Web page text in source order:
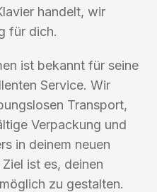
handelt, wir
für dich.
ist bekannt für seine
Service. Wir
Transport,
Verpackung und
in deinem neuen
ist es, deinen
zu gestalten.